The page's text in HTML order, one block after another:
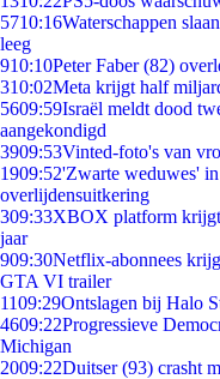
5710:16Waterschappen
leeg
910:10Peter Faber (82)
310:02Meta krijgt half
5609:59Israël meldt dood
aangekondigd
3909:53Vinted-foto's van
1909:52'Zwarte weduwes'
overlijdensuitkering
309:33XBOX platform
jaar
909:30Netflix-abonnees
GTA VI trailer
1109:29Ontslagen bij Halo
4609:22Progressieve
Michigan
2009:22Duitser (93) crasht